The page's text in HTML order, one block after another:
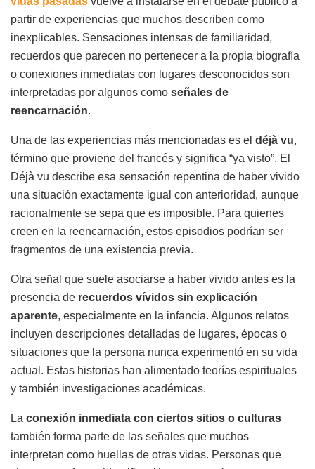
partir de experiencias que muchos describen como
inexplicables. Sensaciones intensas de familiaridad,
recuerdos que parecen no pertenecer a la propia biografía
o conexiones inmediatas con lugares desconocidos son
interpretadas por algunos como señales de
reencarnación.
Una de las experiencias más mencionadas es el déjà vu,
término que proviene del francés y significa “ya visto”. El
Déjà vu describe esa sensación repentina de haber vivido
una situación exactamente igual con anterioridad, aunque
racionalmente se sepa que es imposible. Para quienes
creen en la reencarnación, estos episodios podrían ser
fragmentos de una existencia previa.
Otra señal que suele asociarse a haber vivido antes es la
presencia de recuerdos vívidos sin explicación
aparente, especialmente en la infancia. Algunos relatos
incluyen descripciones detalladas de lugares, épocas o
situaciones que la persona nunca experimentó en su vida
actual. Estas historias han alimentado teorías espirituales
y también investigaciones académicas.
La conexión inmediata con ciertos sitios o culturas
también forma parte de las señales que muchos
interpretan como huellas de otras vidas. Personas que